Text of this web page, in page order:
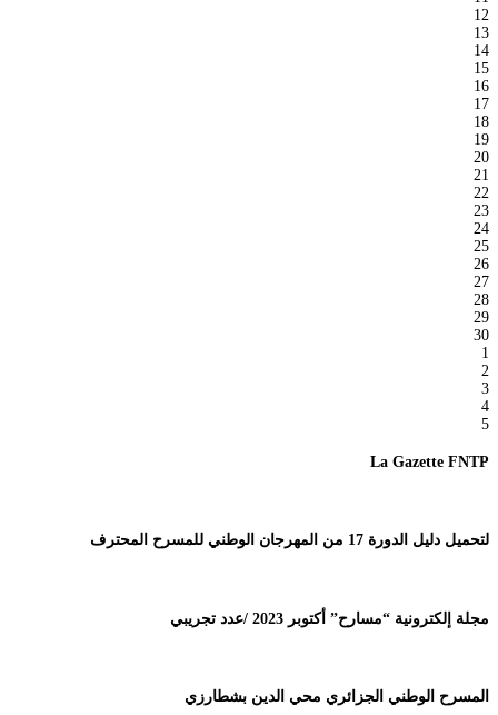
12
13
14
15
16
17
18
19
20
21
22
23
24
25
26
27
28
29
30
1
2
3
4
5
La Gazette FNTP
لتحميل دليل الدورة 17 من المهرجان الوطني للمسرح المحترف
مجلة إلكترونية “مسارح” أكتوبر 2023 /عدد تجريبي
المسرح الوطني الجزائري محي الدين بشطارزي